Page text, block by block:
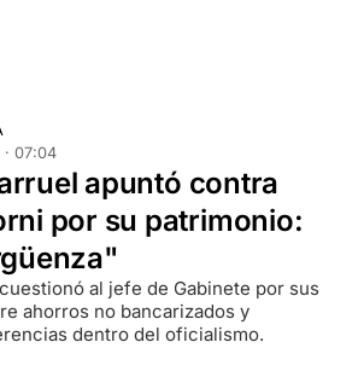
· 07:04
apuntó contra
por su patrimonio:
al jefe de Gabinete por sus
ahorros no bancarizados y
dentro del oficialismo.